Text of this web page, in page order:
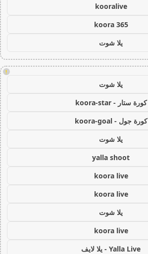
kooralive
koora 365
يلا شوت
!
يلا شوت
كورة ستار - koora-star
كورة جول - koora-goal
يلا شوت
yalla shoot
koora live
koora live
يلا شوت
koora live
Yalla Live - يلا لايف